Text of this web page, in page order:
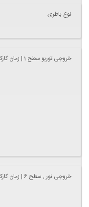
نوع باطری
خروجی توربو سطح 1 | زمان کارکرد
خروجی نور , سطح 6 | زمان کارکرد